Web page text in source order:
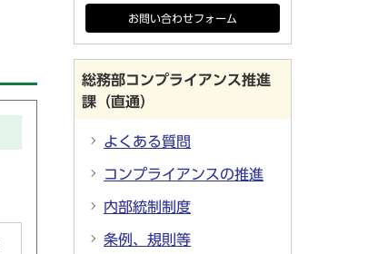
お問い合わせフォーム
総務部コンプライアンス推進
課（直通）
よくある質問
コンプライアンスの推進
内部統制制度
条例、規則等